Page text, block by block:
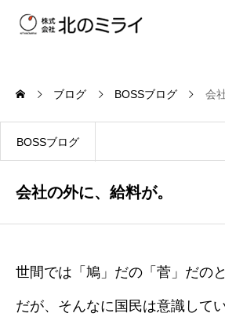
会社概要
事業内容
お問い合わせ
ブログ BOSSブログ 会
BOSSブログ
会社の外に、給料が。
世間では「鳩」だの「菅」だの
だが、そんなに国民は意識して